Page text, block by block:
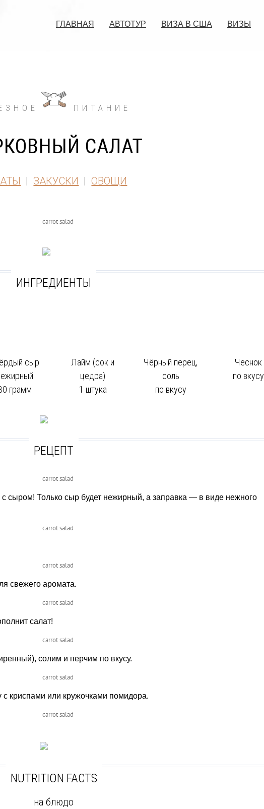
ГЛАВНАЯ АВТОТУР ВИЗА В США ВИЗЫ
ПИТАНИЕ
САЛАТ
| ЗАКУСКИ | ОВОЩИ
ИНГРЕДИЕНТЫ
сыр
грамм
Лайм (сок и
цедра)
1 штука
Чёрный перец,
соль
по вкусу
Чеснок
по вкусу
РЕЦЕПТ
сыром! Только сыр будет нежирный, а заправка — в виде нежного
свежего аромата.
салат!
солим и перчим по вкусу.
криспами или кружочками помидора.
NUTRITION FACTS
на блюдо